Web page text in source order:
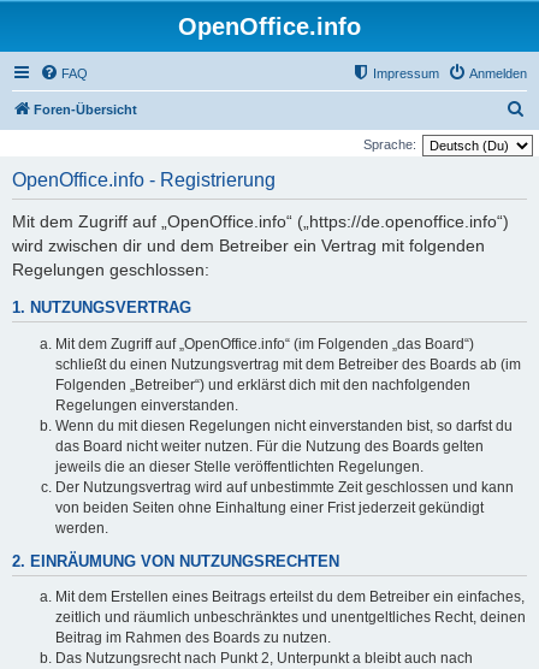
OpenOffice.info
FAQ Anmelden
Impressum
Foren-Übersicht
u
Sprache:
OpenOffice.info - Registrierung
Mit dem Zugriff auf „OpenOffice.info“ („https://de.openoffice.info“)
wird zwischen dir und dem Betreiber ein Vertrag mit folgenden
Regelungen geschlossen:
1. NUTZUNGSVERTRAG
Mit dem Zugriff auf „OpenOffice.info“ (im Folgenden „das Board“)
schließt du einen Nutzungsvertrag mit dem Betreiber des Boards ab (im
Folgenden „Betreiber“) und erklärst dich mit den nachfolgenden
Regelungen einverstanden.
Wenn du mit diesen Regelungen nicht einverstanden bist, so darfst du
das Board nicht weiter nutzen. Für die Nutzung des Boards gelten
jeweils die an dieser Stelle veröffentlichten Regelungen.
Der Nutzungsvertrag wird auf unbestimmte Zeit geschlossen und kann
von beiden Seiten ohne Einhaltung einer Frist jederzeit gekündigt
werden.
2. EINRÄUMUNG VON NUTZUNGSRECHTEN
Mit dem Erstellen eines Beitrags erteilst du dem Betreiber ein einfaches,
zeitlich und räumlich unbeschränktes und unentgeltliches Recht, deinen
Beitrag im Rahmen des Boards zu nutzen.
Das Nutzungsrecht nach Punkt 2, Unterpunkt a bleibt auch nach